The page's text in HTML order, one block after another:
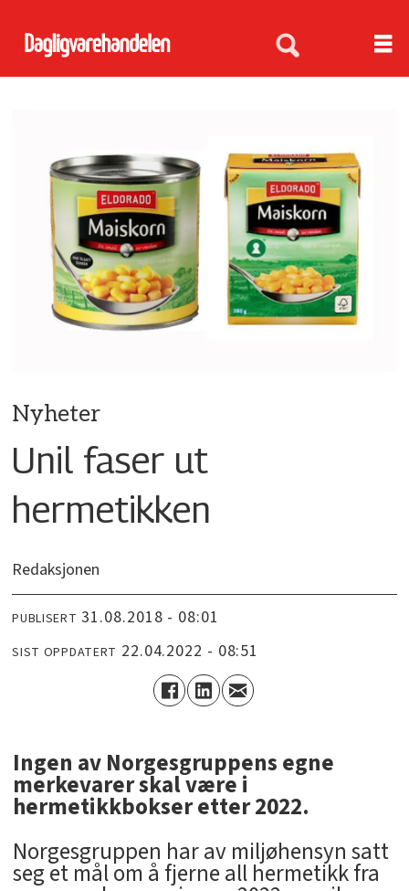
Nyheter
Unil faser ut
hermetikken
Redaksjonen
PUBLISERT 31.08.2018 - 08:01
SIST OPPDATERT 22.04.2022 - 08:51
Ingen av Norgesgruppens egne
merkevarer skal være i
hermetikkbokser etter 2022.
Norgesgruppen har av miljøhensyn satt
seg et mål om å fjerne all hermetikk fra